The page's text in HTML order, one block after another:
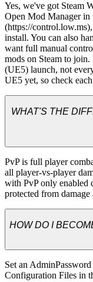
Yes, we've got Steam
Open Mod Manager
(https://
install. You can also
want full manual
mods on Steam to
(UE5) launch, not
UE5 yet, so check
WHAT'S THE
PvP is full player
all player-vs-player
with PvP only enabled
protected from
HOW DO I
Set an
Configuration Files in